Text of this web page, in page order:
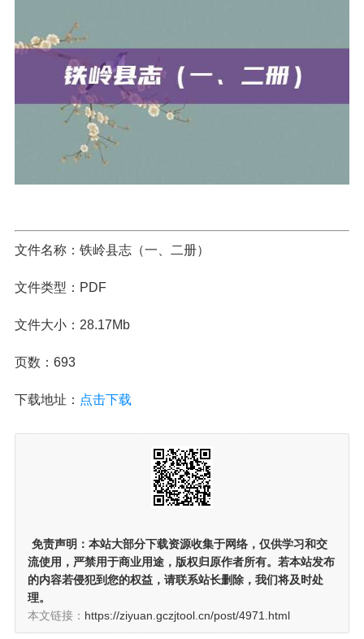
文件名称：铁岭县志（一、二册）
文件类型：PDF
文件大小：28.17Mb
页数：693
下载地址： 点击下载
免责声明： 本站大部分下载资源收集于网络，仅供学习和交
流使用，严禁用于商业用途，版权归原作者所有。若本站发布
的内容若侵犯到您的权益，请联系站长删除，我们将及时处
理。
本文链接： https://ziyuan.gczjtool.cn/post/4971.html